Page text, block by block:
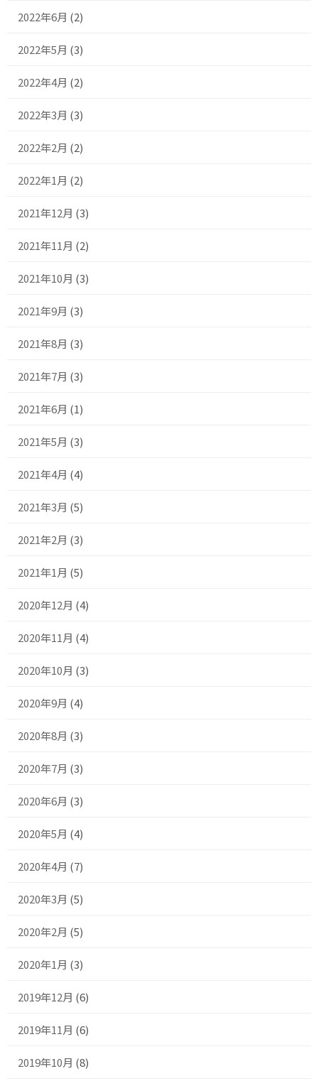
2022年6月 (2)
2022年5月 (3)
2022年4月 (2)
2022年3月 (3)
2022年2月 (2)
2022年1月 (2)
2021年12月 (3)
2021年11月 (2)
2021年10月 (3)
2021年9月 (3)
2021年8月 (3)
2021年7月 (3)
2021年6月 (1)
2021年5月 (3)
2021年4月 (4)
2021年3月 (5)
2021年2月 (3)
2021年1月 (5)
2020年12月 (4)
2020年11月 (4)
2020年10月 (3)
2020年9月 (4)
2020年8月 (3)
2020年7月 (3)
2020年6月 (3)
2020年5月 (4)
2020年4月 (7)
2020年3月 (5)
2020年2月 (5)
2020年1月 (3)
2019年12月 (6)
2019年11月 (6)
2019年10月 (8)